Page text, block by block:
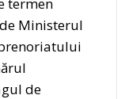
Ministerul
de